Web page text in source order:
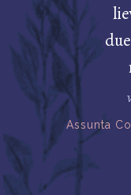
Assunta